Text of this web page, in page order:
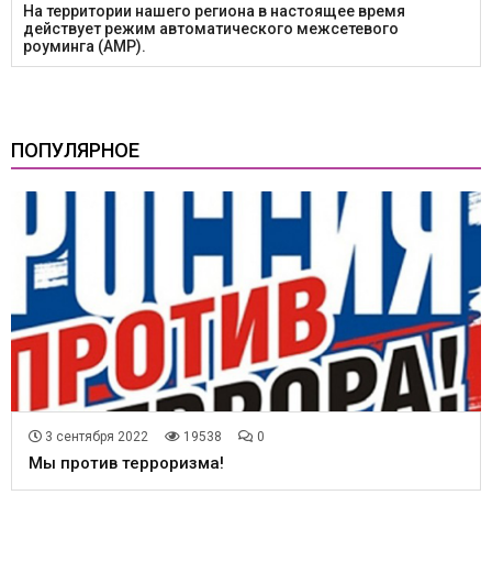
ПОПУЛЯРНОЕ
3 сентября 2022 19538 0
Мы против терроризма!
На территории нашего региона в настоящее время
действует режим автоматического межсетевого
роуминга (АМР).